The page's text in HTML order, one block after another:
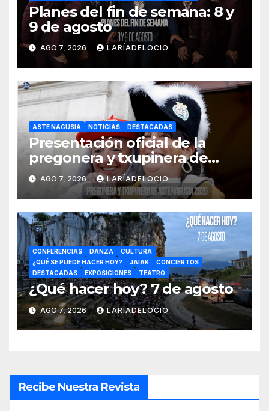
Planes del fin de semana: 8 y
9 de agosto
AGO 7, 2026 LARÍADELOCIO
ASTE NAGUSIA NOTICIAS DESTACADAS
Presentación oficial de la
pregonera y txupinera de
Aste Nagusia 2026
AGO 7, 2026 LARÍADELOCIO
CONFERENCIAS DANZA
CULTURA
¿QUÉ SE PUEDE HACER HOY?
JAIAK
CONCIERTOS
DESTACADAS
EXPOSICIONES TEATRO
¿Qué hacer hoy? 7 de agosto
AGO 7, 2026 LARÍADELOCIO
Recibe Nuestra Revista